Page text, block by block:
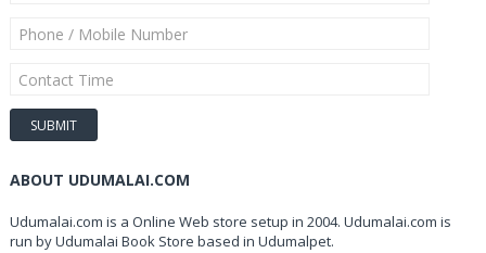
ABOUT UDUMALAI.COM
Udumalai.com is a Online Web store setup in 2004. Udumalai.com is
run by Udumalai Book Store based in Udumalpet.